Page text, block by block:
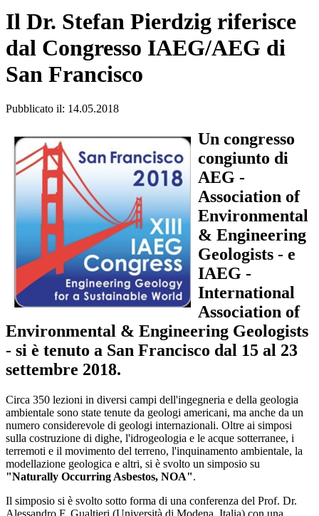
Il Dr. Stefan Pierdzig riferisce
dal Congresso IAEG/AEG di
San Francisco
Pubblicato il: 14.05.2018
Un congresso
congiunto di
AEG -
Association of
Environmental
& Engineering
Geologists - e
IAEG -
International
Association of
Environmental & Engineering Geologists
- si è tenuto a San Francisco dal 15 al 23
settembre 2018.
Circa 350 lezioni in diversi campi dell'ingegneria e della geologia
ambientale sono state tenute da geologi americani, ma anche da un
numero considerevole di geologi internazionali. Oltre ai simposi
sulla costruzione di dighe, l'idrogeologia e le acque sotterranee, i
terremoti e il movimento del terreno, l'inquinamento ambientale, la
modellazione geologica e altri, si è svolto un simposio su
"Naturally Occurring Asbestos, NOA".
Il simposio si è svolto sotto forma di una conferenza del Prof. Dr.